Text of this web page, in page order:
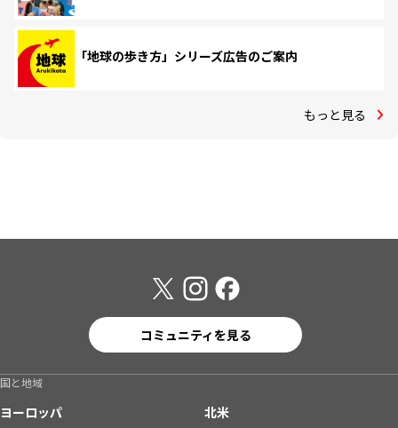
「地球の歩き方」シリーズ広告のご案内
もっと見る
コミュニティを見る
国と地域
ヨーロッパ
北米